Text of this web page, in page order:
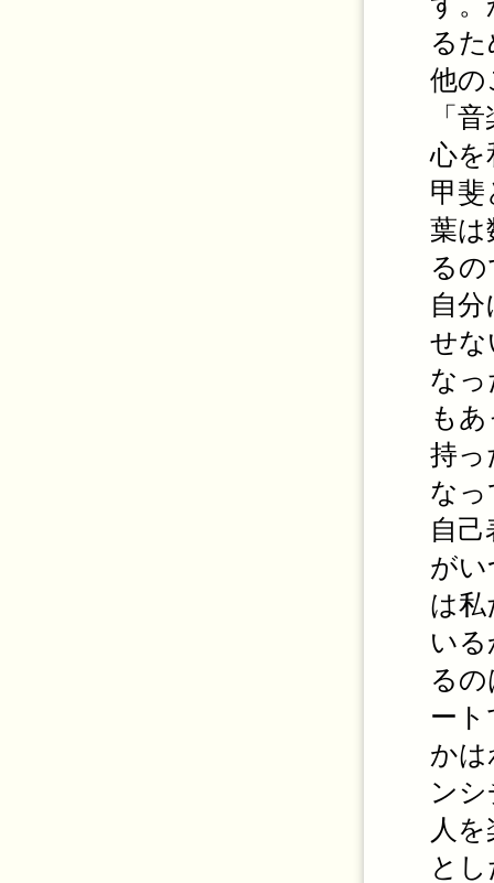
る
他の
「
心を
甲斐
葉は
る
自
せな
な
も
持っ
な
自
がい
は
い
る
ー
か
ン
人
と